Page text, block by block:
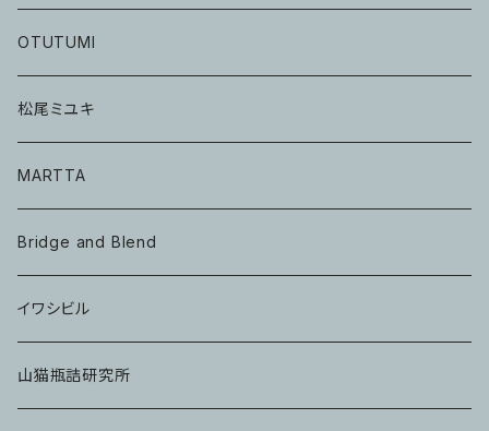
OTUTUMI
松尾ミユキ
MARTTA
Bridge and Blend
イワシビル
山猫瓶詰研究所